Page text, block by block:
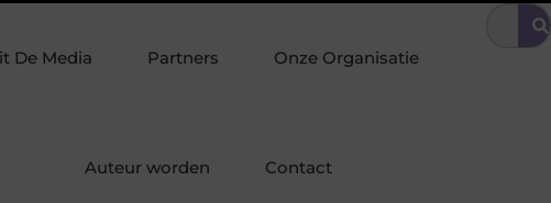
omgeving
De Media Partners Onze Organisatie
Auteur worden Contact